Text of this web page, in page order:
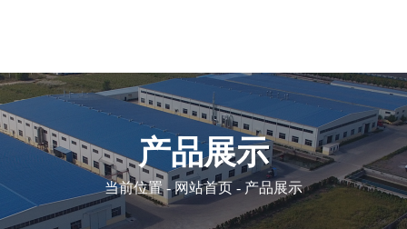
产品展示
当前位置 - 网站首页 - 产品展示